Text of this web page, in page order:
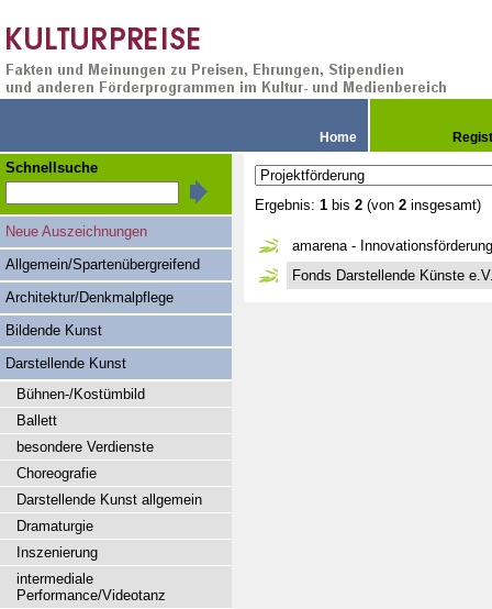
Home
Ergebnis: 1 bis 2 (von 2 insgesamt)
amarena - Innovationsförderung
Fonds Darstellende Künste
Schnellsuche
Neue Auszeichnungen
Allgemein/Spartenübergreifend
Architektur/Denkmalpflege
Bildende Kunst
Darstellende Kunst
Bühnen-/Kostümbild
Ballett
besondere Verdienste
Choreografie
Darstellende Kunst allgemein
Dramaturgie
Inszenierung
intermediale
Performance/Videotanz